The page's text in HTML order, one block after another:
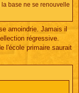
base ne se renouvelle
amoindrie. Jamais il
régressive.
l'école primaire saurait